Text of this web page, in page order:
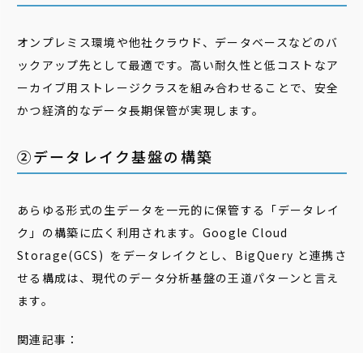
オンプレミス環境や他社クラウド、データベースなどのバ
ックアップ先として最適です。高い耐久性と低コストなア
ーカイブ用ストレージクラスを組み合わせることで、安全
かつ経済的なデータ長期保管が実現します。
②データレイク基盤の構築
あらゆる形式の生データを一元的に保管する「データレイ
ク」の構築に広く利用されます。Google Cloud
Storage(GCS) をデータレイクとし、BigQuery と連携さ
せる構成は、現代のデータ分析基盤の王道パターンと言え
ます。
関連記事：